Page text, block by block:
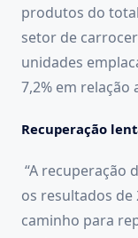
produtos do
setor de
unidades
7,2% em relação
Recuperação
“A recuperação
os resultados de
caminho para